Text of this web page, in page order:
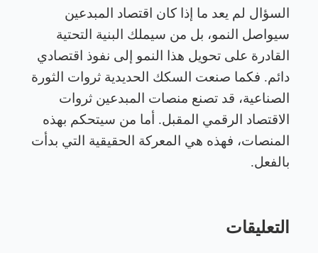
السؤال لم يعد ما إذا كان اقتصاد المبدعين
سيواصل النمو، بل من سيملك البنية التحتية
القادرة على تحويل هذا النمو إلى نفوذ اقتصادي
دائم. فكما صنعت السكك الحديدية ثروات الثورة
الصناعية، قد تصنع منصات المبدعين ثروات
الاقتصاد الرقمي المقبل. أما من سيتحكم بهذه
المنصات، فهذه هي المعركة الحقيقية التي بدأت
بالفعل.
التعليقات